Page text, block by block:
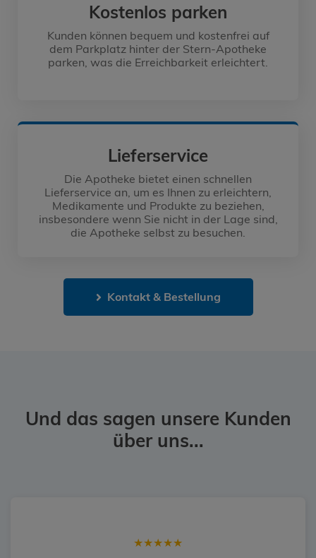
Kostenlos parken
Kunden können bequem und kostenfrei auf
dem Parkplatz hinter der Stern-Apotheke
parken, was die Erreichbarkeit erleichtert.
Lieferservice
Die Apotheke bietet einen schnellen
Lieferservice an, um es Ihnen zu erleichtern,
Medikamente und Produkte zu beziehen,
insbesondere wenn Sie nicht in der Lage sind,
die Apotheke selbst zu besuchen.
Kontakt & Bestellung
Und das sagen unsere Kunden
über uns...
★★★★★